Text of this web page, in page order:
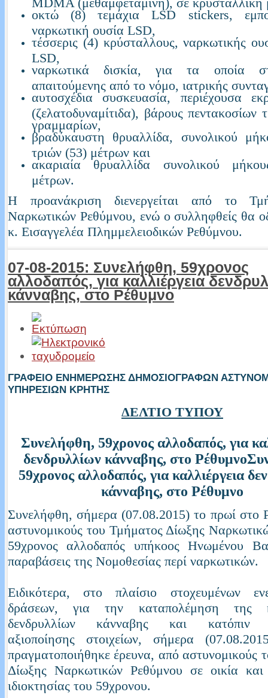
οκτώ (8) τεμάχια LSD stickers,
ναρκωτική ουσία LSD,
τέσσερις (4) κρύσταλλους, ναρκωτικής
LSD,
ναρκωτικά δισκία, για τα οποία
απαιτούμενης από το νόμο, ιατρικής
αυτοσχέδια συσκευασία, περιέχουσα
(ζελατοδυναμίτιδα), βάρους πεντακοσίων
γραμμαρίων,
βραδύκαυστη θρυαλλίδα, συνολικού
τριών (53) μέτρων και
ακαριαία θρυαλλίδα συνολικού
μέτρων.
Η προανάκριση διενεργείται από το
Ναρκωτικών Ρεθύμνου, ενώ ο συλληφθείς θα
κ. Εισαγγελέα Πλημμελειοδικών Ρεθύμνου.
07-08-2015: Συνελήφθη, 59χρονος
αλλοδαπός, για καλλιέργεια
κάνναβης, στο Ρέθυμνο
ΓΡΑΦΕΙΟ ΕΝΗΜΕΡΩΣΗΣ ΔΗΜΟΣΙΟΓΡΑΦΩΝ
ΥΠΗΡΕΣΙΩΝ ΚΡΗΤΗΣ
ΔΕΛΤΙΟ ΤΥΠΟΥ
Συνελήφθη, 59χρονος αλλοδαπός, για
δενδρυλλίων κάνναβης, στο
59χρονος αλλοδαπός, για καλλιέργεια
κάνναβης, στο Ρέθυμνο
Συνελήφθη, σήμερα (07.08.2015) το πρωί στο
αστυνομικούς του Τμήματος Δίωξης
59χρονος αλλοδαπός υπήκοος Ηνωμένου
παραβάσεις της Νομοθεσίας περί ναρκωτικών.
Ειδικότερα, στο πλαίσιο στοχευμένων
δράσεων, για την καταπολέμηση της
δενδρυλλίων κάνναβης και κατόπιν
αξιοποίησης στοιχείων, σήμερα
πραγματοποιήθηκε έρευνα, από αστυνομικούς
Δίωξης Ναρκωτικών Ρεθύμνου σε οικία
ιδιοκτησίας του 59χρονου.